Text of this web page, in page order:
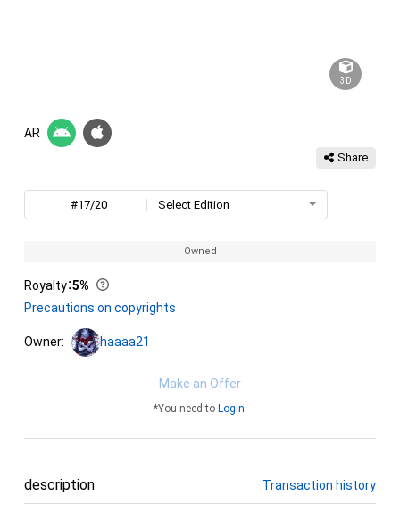
3D
AR
Share
#17/20 Select Edition
Owned
Royalty：5%
Precautions on copyrights
Owner: haaaa21
Make an Offer
*You need to Login.
description Transaction history